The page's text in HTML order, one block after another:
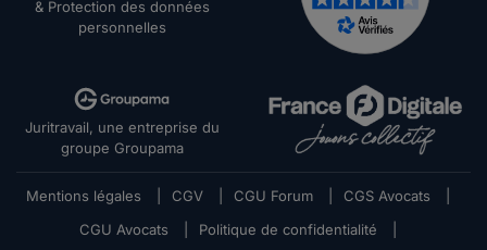
& Protection des données
personnelles
Juritravail, une entreprise du
groupe Groupama
Mentions légales CGV CGU Forum CGS Avocats
CGU Avocats
Politique de confidentialité